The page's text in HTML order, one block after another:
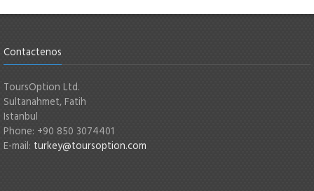
Contactenos
ToursOption Ltd.
Sultanahmet, Fatih
Istanbul
Phone: +90 850 3074401
E-mail: turkey@toursoption.com